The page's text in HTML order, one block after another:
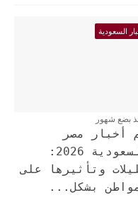
السعودية
بضع شهور
أخبار مصر
والسعودية 2026:
وتأثيرها على
بشكل...